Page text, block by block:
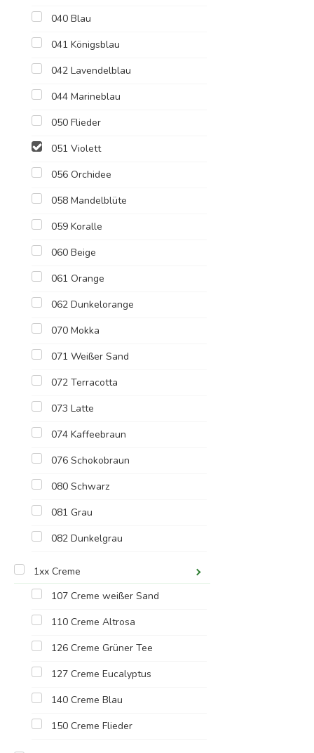
040 Blau
041 Königsblau
042 Lavendelblau
044 Marineblau
050 Flieder
051 Violett
056 Orchidee
058 Mandelblüte
059 Koralle
060 Beige
061 Orange
062 Dunkelorange
070 Mokka
071 Weißer Sand
072 Terracotta
073 Latte
074 Kaffeebraun
076 Schokobraun
080 Schwarz
081 Grau
082 Dunkelgrau
1xx Creme
107 Creme weißer Sand
110 Creme Altrosa
126 Creme Grüner Tee
127 Creme Eucalyptus
140 Creme Blau
150 Creme Flieder